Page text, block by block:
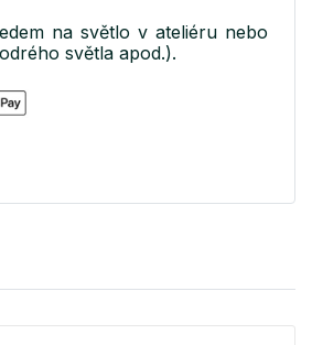
na světlo v ateliéru nebo
světla apod.).